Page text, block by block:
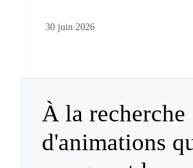
30 juin 2026
À la recherche
d'animations